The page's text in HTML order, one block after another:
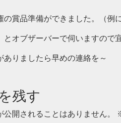
の賞品準備ができました。（例
とオブザーバーで伺いますので
ありましたら早めの連絡を～
残す
公開されることはありません。